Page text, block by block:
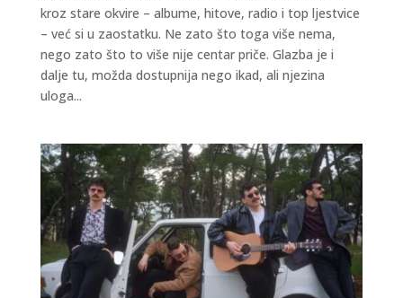
kroz stare okvire – albume, hitove, radio i top ljestvice
– već si u zaostatku. Ne zato što toga više nema,
nego zato što to više nije centar priče. Glazba je i
dalje tu, možda dostupnija nego ikad, ali njezina
uloga...